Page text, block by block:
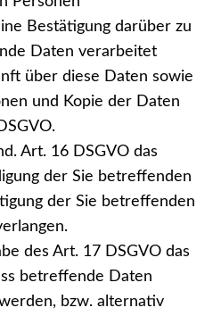
Bestätigung darüber zu
Daten verarbeitet
über diese Daten sowie
und Kopie der Daten
Art. 16 DSGVO das
der Sie betreffenden
der Sie betreffenden
des Art. 17 DSGVO das
betreffende Daten
bzw. alternativ